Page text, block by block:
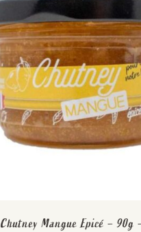
Chutney Mangue Epicé – 90g